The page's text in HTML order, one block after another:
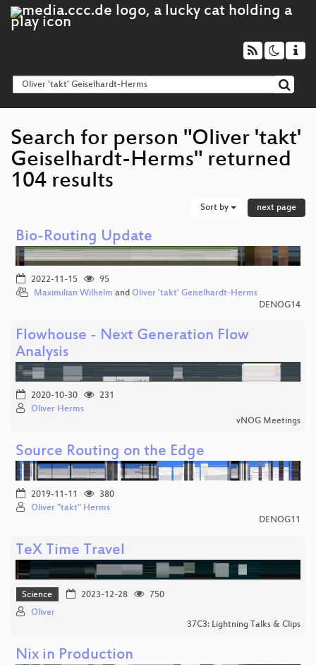
Search for person "Oliver 'takt'
Geiselhardt-Herms" returned
104 results
Sort by next page
Bio-Routing Update
2022-11-15
95
Maximilian Wilhelm and Oliver 'takt' Geiselhardt-Herms
DENOG14
Flowhouse - Next Generation Flow
Analysis
2020-10-30
231
Oliver Herms
vNOG Meetings
Source Routing on the Edge
2019-11-11
380
Oliver "takt" Herms
DENOG11
TeX Time Travel
Science 2023-12-28
750
Oliver
37C3: Lightning Talks & Clips
Nix in Production